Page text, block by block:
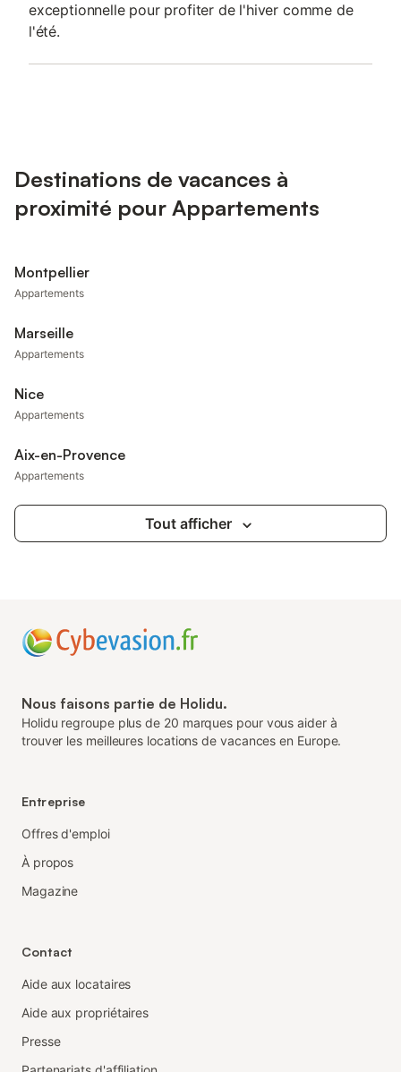
exceptionnelle pour profiter de l'hiver comme de
l'été.
Destinations de vacances à
proximité pour Appartements
Montpellier
Appartements
Marseille
Appartements
Nice
Appartements
Aix-en-Provence
Appartements
Tout afficher
Nous faisons partie de Holidu.
Holidu regroupe plus de 20 marques pour vous aider à
trouver les meilleures locations de vacances en Europe.
Entreprise
Offres d'emploi
À propos
Magazine
Contact
Aide aux locataires
Aide aux propriétaires
Presse